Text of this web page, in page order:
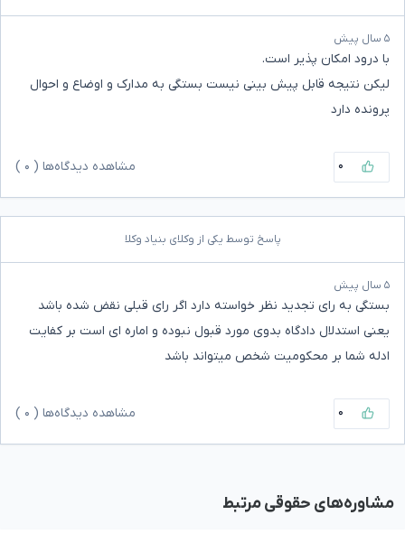
۵ سال پیش
با درود امکان پذیر است.
لیکن نتیجه قابل پیش بینی نیست بستگی به مدارک و اوضاع و احوال
پرونده دارد
۰ مشاهده دیدگاه‌ها ( ۰
پاسخ توسط یکی از وکلای بنیاد وکلا
۵ سال پیش
بستگی به رای تجدید نظر خواسته دارد اگر رای قبلی نقض شده باشد
یعنی استدلال دادگاه بدوی مورد قبول نبوده و اماره ای است بر کفایت
ادله شما بر محکومیت شخص میتواند باشد
۰ مشاهده دیدگاه‌ها ( ۰
مشاوره‌های حقوقی مرتبط